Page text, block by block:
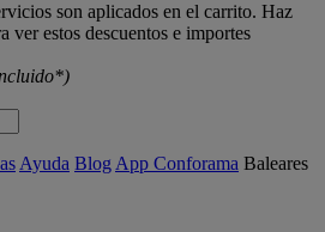
son aplicados en el carrito. Haz
ver estos descuentos e importes
Ayuda Blog App Conforama Baleares